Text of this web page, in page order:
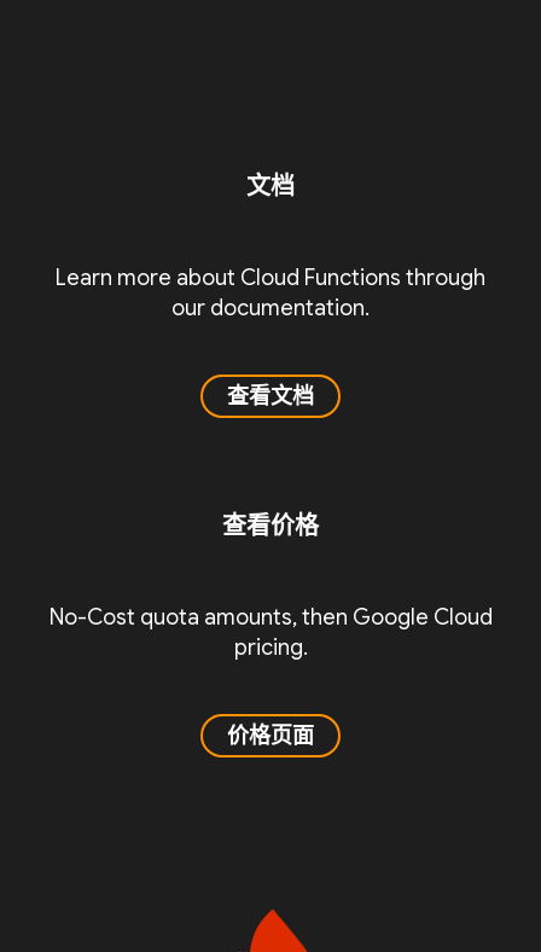
文档
Learn more about Cloud Functions through
our documentation.
查看文档
查看价格
No-Cost quota amounts, then Google Cloud
pricing.
价格页面